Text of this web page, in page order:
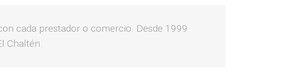
cada prestador o comercio. Desde 1999
Chaltén.